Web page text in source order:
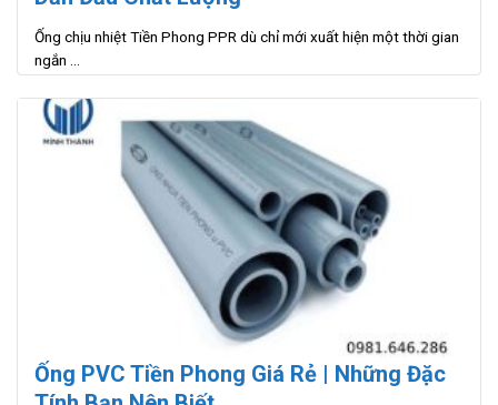
Ống chịu nhiệt Tiền Phong PPR dù chỉ mới xuất hiện một thời gian
ngắn ...
Ống PVC Tiền Phong Giá Rẻ | Những Đặc